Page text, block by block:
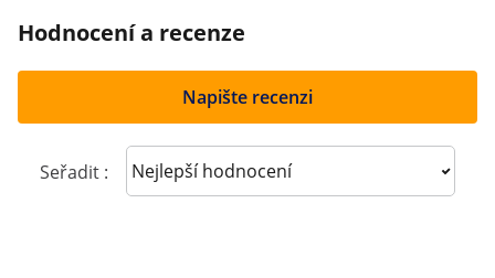
Hodnocení a recenze
Napište recenzi
Seřadit : Sort reviews